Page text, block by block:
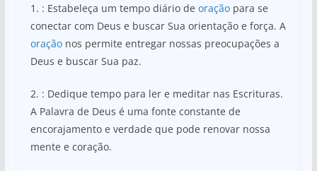
1. : Estabeleça um tempo diário de oraçãopara se
conectar com Deus e buscar Sua orientação e força. A
oraçãonos permite entregar nossas preocupações a
Deus e buscar Sua paz.
2. : Dedique tempo para ler e meditar nas Escrituras.
A Palavra de Deus é uma fonte constante de
encorajamento e verdade que pode renovar nossa
mente e coração.